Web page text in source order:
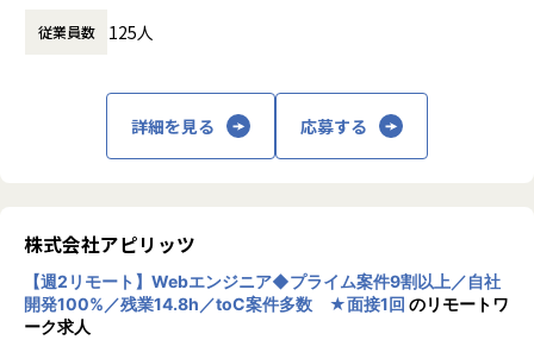
■文化
めます。ビジネスサイドとも関係が良く、お互いにリスペク
トし、企画と開発のバランスを取っています。
かも」という内容を自分たちで考える事ができます。
■開発メンバー
開発するソフトウェアの目的やゴールを明確にし、お客様や
エンドユーザの期待を上回ることを意識して開発に取り組み
要件定義から製造、運用までインプルが担う案件が多く、フ
ロントエンド、バックエンド、インフラなど、ソフトウェア
開発全般に携わることができる環境がありますので、早いう
ちから幅広い知識やスキルを身につけることが可能です。
働き方：
従業員数 125人
詳細を見る 応募する
株式会社アピリッツ
【週2リモート】Webエンジニア◆プライム案件9割以上／自社
開発100%／残業14.8h／toC案件多数 ★面接1回 のリモートワ
ーク求人